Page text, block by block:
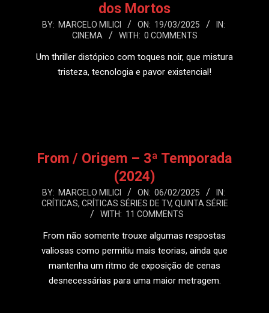
dos Mortos
2025-
19
BY: MARCELO MILICI ON: 19/03/2025
IN:
CINEMA
WITH: 0 COMMENTS
Um thriller distópico com toques noir, que mistura
tristeza, tecnologia e pavor existencial!
From / Origem – 3ª Temporada
(2024)
2025-
02-
BY: MARCELO MILICI ON: 06/02/2025
IN:
CRÍTICAS, CRÍTICAS SÉRIES DE TV, QUINTA SÉRIE
WITH: 11 COMMENTS
From não somente trouxe algumas respostas
valiosas como permitiu mais teorias, ainda que
mantenha um ritmo de exposição de cenas
desnecessárias para uma maior metragem.